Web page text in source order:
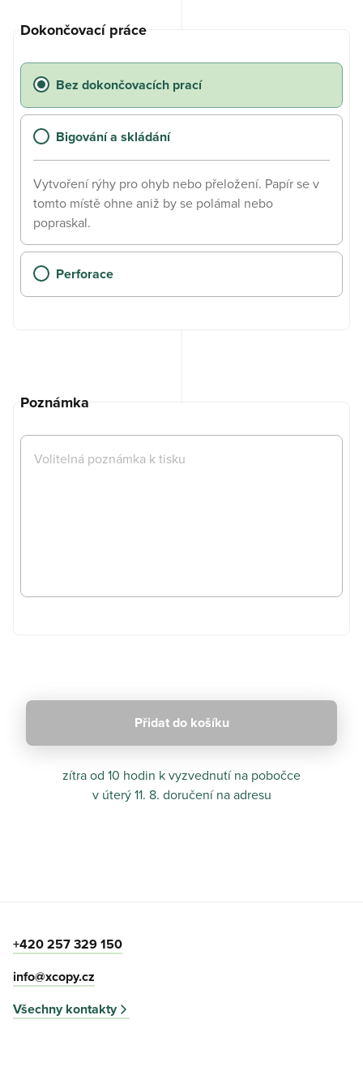
Dokončovací práce
Bez dokončovacích prací
Bigování a skládání
Vytvoření rýhy pro ohyb nebo přeložení. Papír se v
tomto místě ohne aniž by se polámal nebo
popraskal.
Perforace
Poznámka
Přidat do košíku
zítra od 10 hodin k vyzvednutí na pobočce
v úterý 11. 8. doručení na adresu
+420 257 329 150
info@xcopy.cz
Všechny kontakty